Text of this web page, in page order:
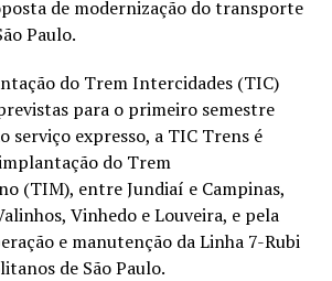
de modernização do transporte
Paulo.
do Trem Intercidades (TIC)
para o primeiro semestre
serviço expresso, a TIC Trens é
do Trem
(TIM), entre Jundiaí e Campinas,
Vinhedo e Louveira, e pela
e manutenção da Linha 7-Rubi
de São Paulo.